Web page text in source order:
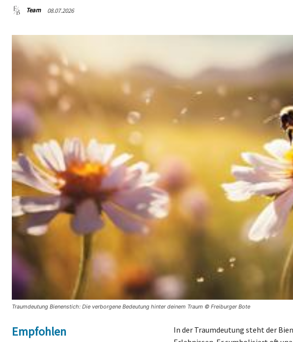
Team 08.07.2026
Traumdeutung Bienenstich: Die verborgene Bedeutung hinter deinem Traum © Freiburger Bote
Empfohlen
In der Traumdeutung steht der